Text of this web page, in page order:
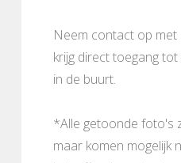
Neem contact op
krijg direct toegang
in de buurt.
*Alle getoonde foto's
maar komen mogelijk